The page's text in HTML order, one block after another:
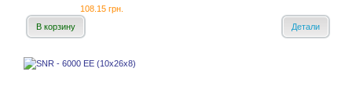
108.15 грн.
В корзину
Детали